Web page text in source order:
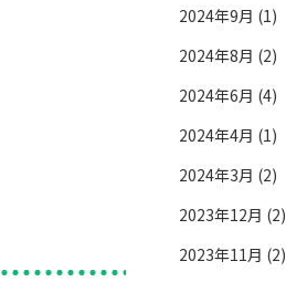
2024年9月 (1)
2024年8月 (2)
2024年6月 (4)
2024年4月 (1)
2024年3月 (2)
2023年12月 (2)
2023年11月 (2)